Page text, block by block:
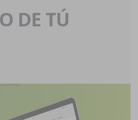
DE TÚ